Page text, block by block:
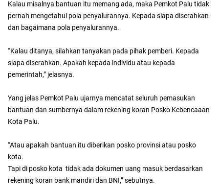
Kalau misalnya bantuan itu memang ada, maka Pemkot Palu tidak
pernah mengetahui pola penyalurannya. Kepada siapa diserahkan
dan bagaimana pola penyalurannya.
“Kalau ditanya, silahkan tanyakan pada pihak pemberi. Kepada
siapa diserahkan. Apakah kepada individu atau kepada
pemerintah,” jelasnya.
Yang jelas Pemkot Palu ujarnya mencatat seluruh pemasukan
bantuan dan sumbernya dalam rekening koran Posko Kebencaaan
Kota Palu.
“Atau apakah bantuan itu diberikan posko provinsi atau posko
kota.
Tapi di posko kota tidak ada dokumen uang masuk berdasarkan
rekening koran bank mandiri dan BNI,” sebutnya.